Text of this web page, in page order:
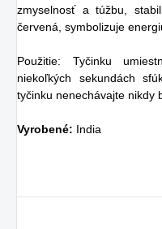
zmyselnosť a túžbu,
červená, symbolizuje
Použitie: Tyčinku
niekoľkých sekundách
tyčinku nenechávajte nikdy
Vyrobené: India